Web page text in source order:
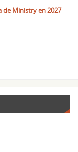
de Ministry en 2027